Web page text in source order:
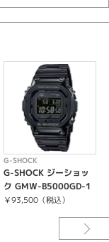
G-SHOCK
G-SHOCK ジーショッ
ク GMW-B5000GD-1
JF
￥93,500（税込）